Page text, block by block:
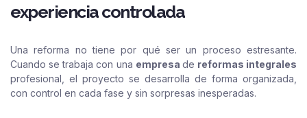
experiencia controlada
Una reforma no tiene por qué ser un proceso estresante.
Cuando se trabaja con una empresa de reformas integrales
profesional, el proyecto se desarrolla de forma organizada,
con control en cada fase y sin sorpresas inesperadas.